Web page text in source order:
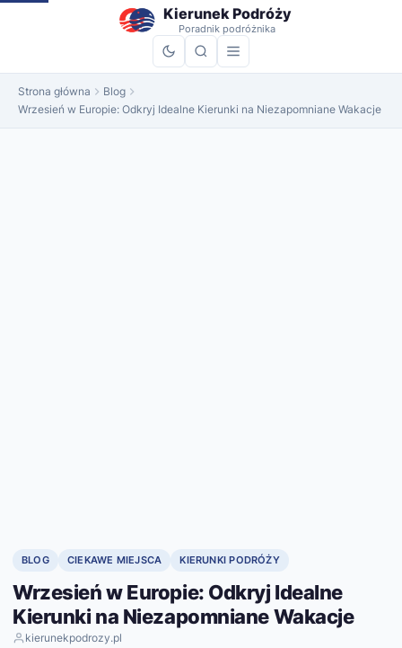
do
Kierunek Podróży
Poradnik podróżnika
Strona główna
Blog
Wrzesień w Europie: Odkryj Idealne Kierunki na Niezapomniane Wakacje
BLOG CIEKAWE MIEJSCA KIERUNKI PODRÓŻY
Wrzesień w Europie: Odkryj Idealne
Kierunki na Niezapomniane Wakacje
kierunekpodrozy.pl